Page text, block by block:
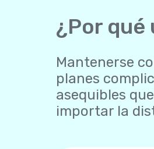
¿Por qué
Mantenerse
planes
asequibles
importar la